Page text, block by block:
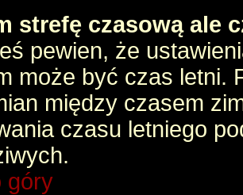
strefę czasową ale
pewien, że
może być czas letni.
między czasem
czasu letniego
góry